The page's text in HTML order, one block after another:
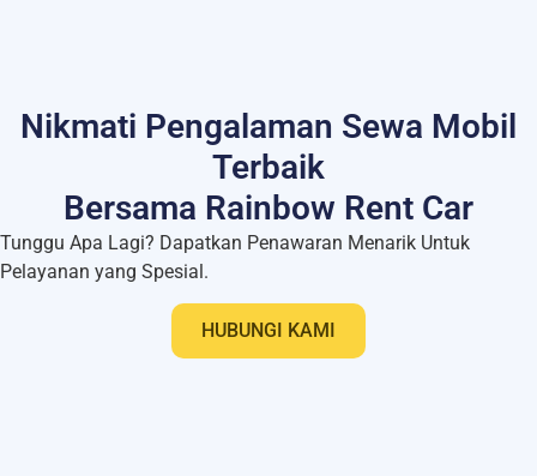
Nikmati Pengalaman Sewa Mobil
Terbaik
Bersama Rainbow Rent Car
Tunggu Apa Lagi? Dapatkan Penawaran Menarik Untuk
Pelayanan yang Spesial.
HUBUNGI KAMI